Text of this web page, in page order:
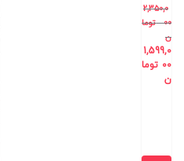
2,350,0
00
توما
ن
1,599,0
00 توما
ن